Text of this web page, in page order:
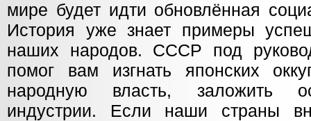
мире будет идти обновлённая
История уже знает примеры
наших народов. СССР под
помог вам изгнать японских
народную власть, заложить
индустрии. Если наши страны